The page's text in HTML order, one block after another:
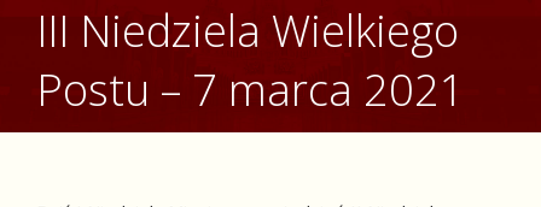
III Niedziela Wielkiego
Postu – 7 marca 2021